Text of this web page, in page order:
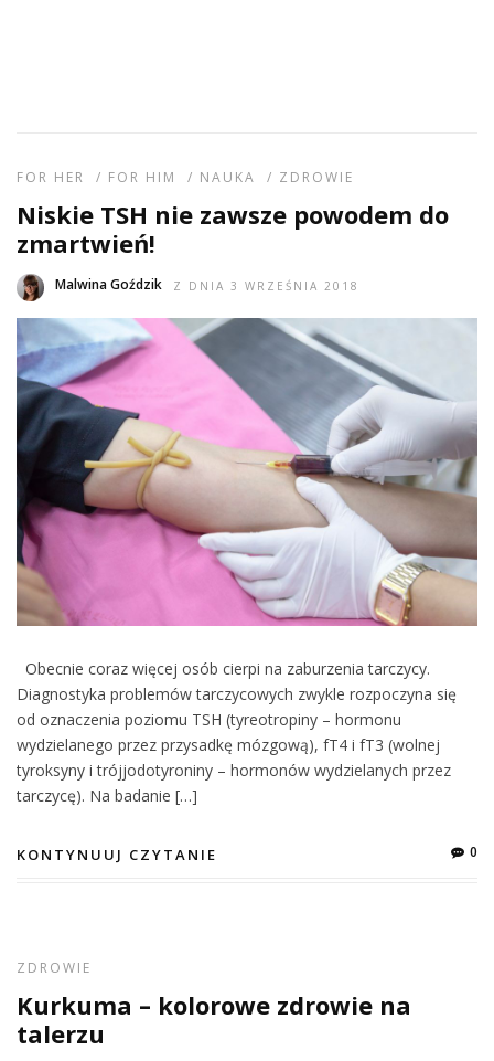
FOR HER / FOR HIM / NAUKA / ZDROWIE
Niskie TSH nie zawsze powodem do
zmartwień!
Malwina Goździk Z DNIA 3 WRZEŚNIA 2018
Obecnie coraz więcej osób cierpi na zaburzenia tarczycy.
Diagnostyka problemów tarczycowych zwykle rozpoczyna się
od oznaczenia poziomu TSH (tyreotropiny – hormonu
wydzielanego przez przysadkę mózgową), fT4 i fT3 (wolnej
tyroksyny i trójjodotyroniny – hormonów wydzielanych przez
tarczycę). Na badanie […]
KONTYNUUJ CZYTANIE 0
ZDROWIE
Kurkuma – kolorowe zdrowie na
talerzu